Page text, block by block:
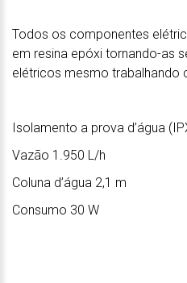
Todos os componentes
em resina epóxi tornando-as
elétricos mesmo trabalhando
Isolamento a prova d’água
Vazão 1.950 L/h
Coluna d’água 2,1 m
Consumo 30 W